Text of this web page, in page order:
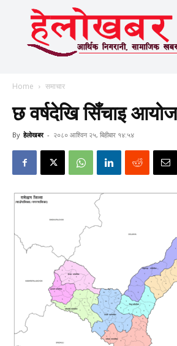
Home समाचार
छ वर्षदेखि सिँचाइ
By हेलाेखबर - २०८० आश्विन २५, बिहीबार १४:५४